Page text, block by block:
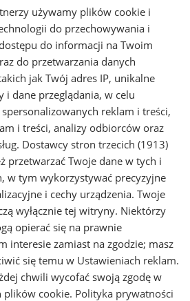
szkół
(1)
używamy plików cookie i
do przechowywania i
do informacji na Twoim
do przetwarzania danych
jak Twój adres IP, unikalne
i dane przeglądania, w celu
reklam i treści,
i treści, analizy odbiorców oraz
Dostawcy stron trzecich (1913)
przetwarzać Twoje dane w tych i
w tym wykorzystywać precyzyjne
i cechy urządzenia. Twoje
wyłącznie tej witryny. Niektórzy
opierać się na prawnie
interesie zamiast na zgodzie; masz
się temu w Ustawieniach reklam.
chwili wycofać swoją zgodę w
plików cookie. Polityka prywatności